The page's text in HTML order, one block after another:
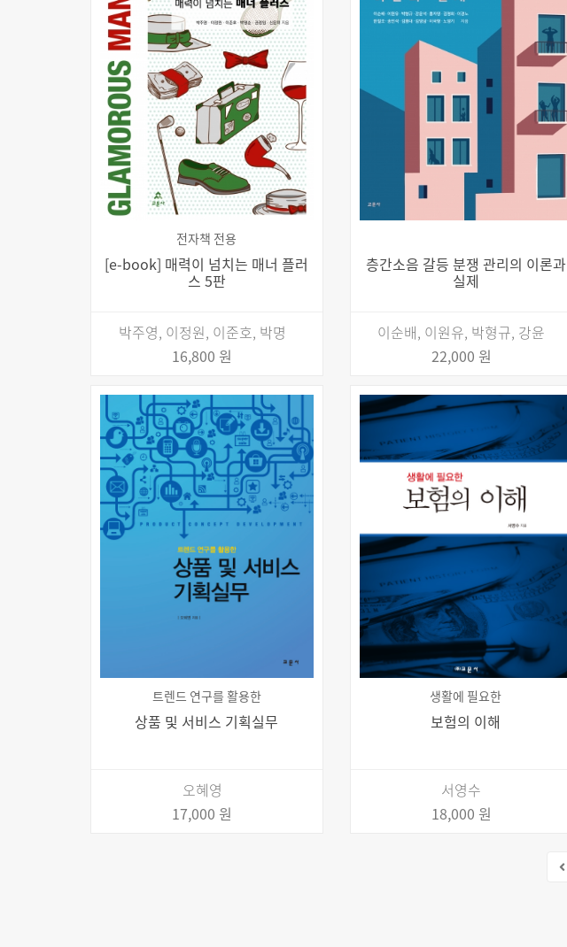
전자책 전용
[e-book] 매력이 넘치는 매너 플러
스 5판
박주영, 이정원, 이준호, 박명
16,800 원
층간소음 갈등 분쟁 관리의 이론과
실제
이순배, 이원유, 박형규, 강윤
22,000 원
트렌드 연구를 활용한
상품 및 서비스 기획실무
오혜영
17,000 원
생활에 필요한
보험의 이해
서영수
18,000 원